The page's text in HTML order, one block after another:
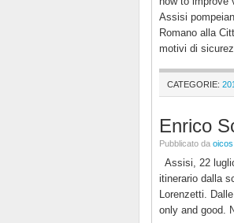
Assisi
Romano alla
motivi di
CATEGORIE:
Enrico
Pubblicato da oicos
Assisi, 22
itinerario dalla
Lorenzetti.
only and good.